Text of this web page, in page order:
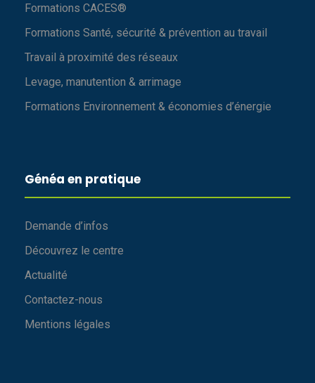
Formations CACES®
Formations Santé, sécurité & prévention au travail
Travail à proximité des réseaux
Levage, manutention & arrimage
Formations Environnement & économies d’énergie
Généa en pratique
Demande d’infos
Découvrez le centre
Actualité
Contactez-nous
Mentions légales